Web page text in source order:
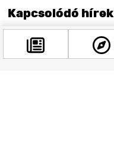
Kapcsolódó hírek